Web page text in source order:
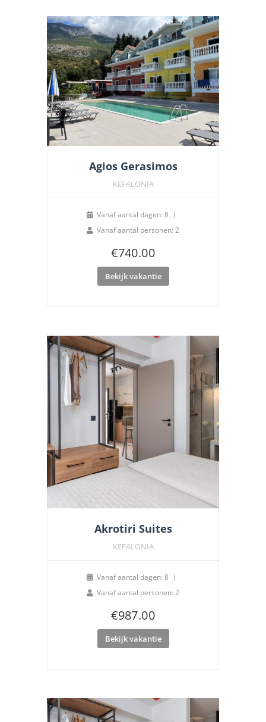
Agios Gerasimos
KEFALONIA
Vanaf aantal dagen: 8
Vanaf aantal personen: 2
€740.00
Bekijk vakantie
Akrotiri Suites
KEFALONIA
Vanaf aantal dagen: 8
Vanaf aantal personen: 2
€987.00
Bekijk vakantie